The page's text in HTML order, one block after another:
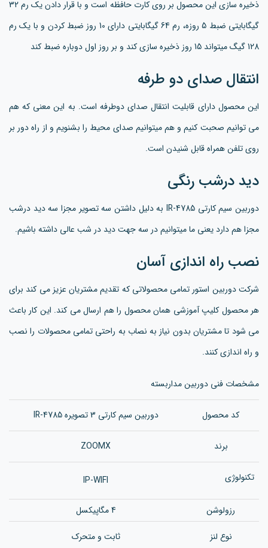
ذخیره سازی این محصول بر روی کارت حافظه است و با قرار دادن یک رم 32
گیگابایتی ضبط 5 روزه، رم 64 گیگابایتی دارای 10 روز ضبط کردن و با یک رم
128 گیگ میتواند 15 روز ذخیره سازی کند و بر روز اول دوباره ضبط کند
انتقال صدای دو طرفه
این محصول دارای قابلیت انتقال صدای دوطرفه است. به این معنی که هم
می توانیم صحبت کنیم و هم میتوانیم صدای محیط را بشنویم و از راه دور بر
روی تلفن همراه قابل شنیدن است.
دید درشب رنگی
دوربین سیم کارتی IR-4785 به دلیل داشتن سه تصویر مجزا سه دید درشب
مجزا هم دارد یعنی ما میتوانیم در سه جهت دید در شب عالی داشته باشیم.
نصب راه اندازی آسان
شرکت دوربین استور تمامی محصولاتی که تقدیم مشتریان عزیز می کند برای
هر محصول کلیپ آموزشی همان محصول را هم ارسال می کند. این کار باعث
می شود تا مشتریان بدون نیاز به نصاب به راحتی تمامی محصولات را نصب
و راه اندازی کنند.
مشخصات فنی دوربین مداربسته
کد محصول دوربین سیم کارتی 3 تصویره IR-4785
برند ZOOMX
تکنولوژی IP-WIFI
رزولوشن
4 مگاپیکسل
نوع لنز
ثابت و متحرک